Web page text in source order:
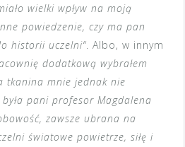
wielki wpływ na moją
powiedzenie, czy ma pan
historii uczelni“ . Albo, w innym
dodatkową wybrałem
tkanina mnie jednak nie
była pani profesor Magdalena
zawsze ubrana na
światowe powietrze, siłę i